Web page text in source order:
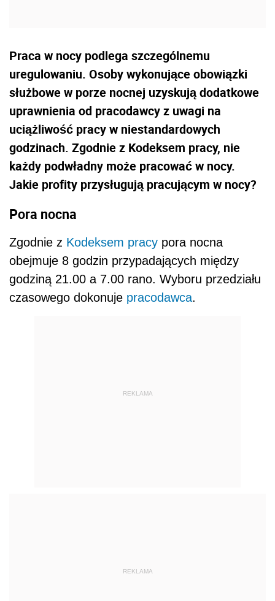
Praca w nocy podlega szczególnemu
uregulowaniu. Osoby wykonujące obowiązki
służbowe w porze nocnej uzyskują dodatkowe
uprawnienia od pracodawcy z uwagi na
uciążliwość pracy w niestandardowych
godzinach. Zgodnie z Kodeksem pracy, nie
każdy podwładny może pracować w nocy.
Jakie profity przysługują pracującym w nocy?
Pora nocna
Zgodnie z Kodeksem pracy pora nocna
obejmuje 8 godzin przypadających między
godziną 21.00 a 7.00 rano. Wyboru przedziału
czasowego dokonuje pracodawca.
REKLAMA
REKLAMA